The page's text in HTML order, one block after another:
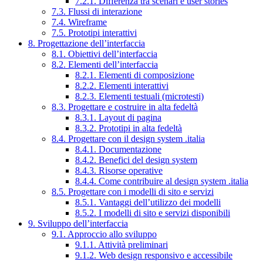
7.3. Flussi di interazione
7.4. Wireframe
7.5. Prototipi interattivi
8. Progettazione dell’interfaccia
8.1. Obiettivi dell’interfaccia
8.2. Elementi dell’interfaccia
8.2.1. Elementi di composizione
8.2.2. Elementi interattivi
8.2.3. Elementi testuali (microtesti)
8.3. Progettare e costruire in alta fedeltà
8.3.1. Layout di pagina
8.3.2. Prototipi in alta fedeltà
8.4. Progettare con il design system .italia
8.4.1. Documentazione
8.4.2. Benefici del design system
8.4.3. Risorse operative
8.4.4. Come contribuire al design system .italia
8.5. Progettare con i modelli di sito e servizi
8.5.1. Vantaggi dell’utilizzo dei modelli
8.5.2. I modelli di sito e servizi disponibili
9. Sviluppo dell’interfaccia
9.1. Approccio allo sviluppo
9.1.1. Attività preliminari
9.1.2. Web design responsivo e accessibile